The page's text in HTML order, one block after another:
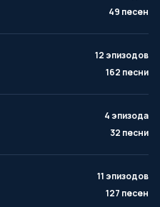
49 песен
12 эпизодов
162 песни
4 эпизода
32 песни
11 эпизодов
127 песен